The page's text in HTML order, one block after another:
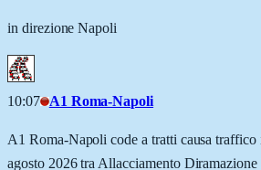
in direzione Napoli
10:07 A1 Roma-Napoli
A1 Roma-Napoli code a tratti causa
agosto 2026 tra Allacciamento